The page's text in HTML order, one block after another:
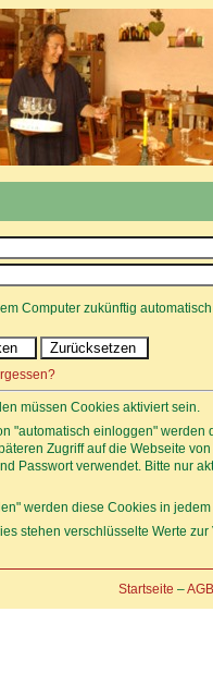
Computer zukünftig
müssen Cookies aktiviert sein.
"automatisch einloggen"
Zugriff auf die Webseite
Passwort verwendet. Bitte nur
werden diese Cookies in
stehen verschlüsselte Werte
Startseite –AGB